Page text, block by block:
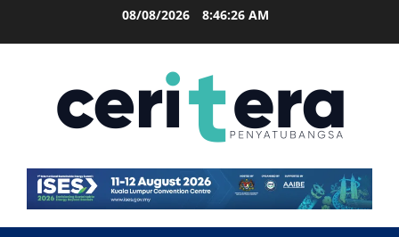
08/08/2026 8:46:26 AM